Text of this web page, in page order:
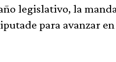
legislativo, la
para avanzar